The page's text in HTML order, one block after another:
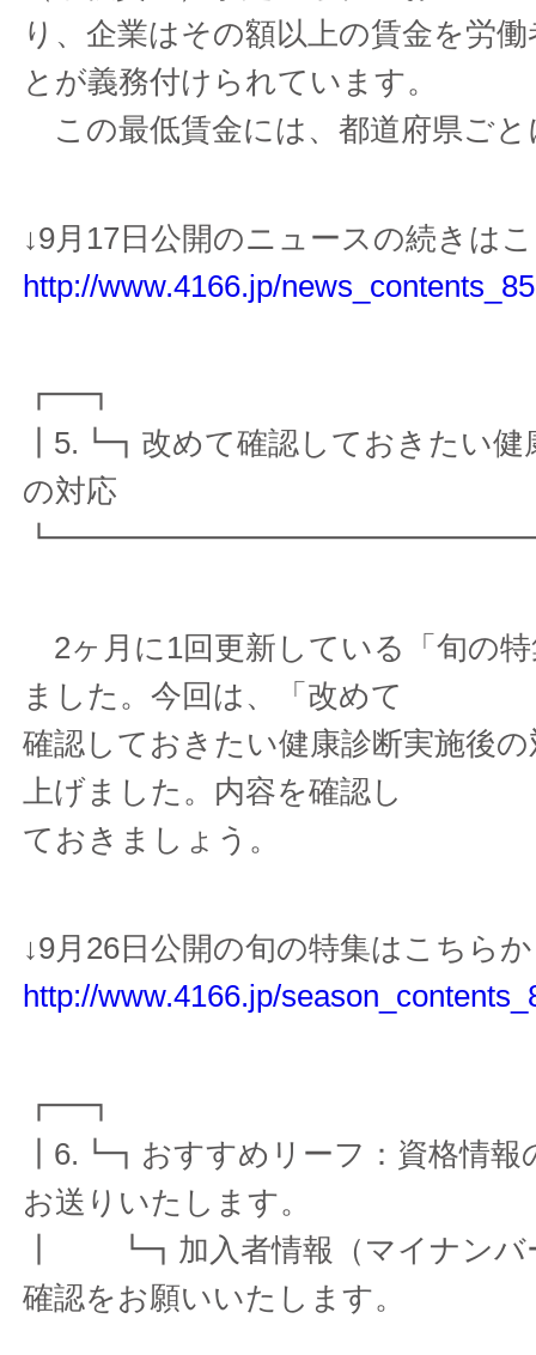
り、企業はその額以上の賃金を労
とが義務付けられています。
この最低賃金には、都道府県ごと
↓9月17日公開のニュースの続きは
http://www.4166.jp/
┏━┓
┃5.┗┓改めて確認しておきたい健
の対応
2ヶ月に1回更新している「旬の
ました。今回は、「改めて
確認しておきたい健康診断実施後
上げました。内容を確認し
ておきましょう。
↓9月26日公開の旬の特集はこちら
http://www.4166.jp/
┏━┓
┃6.┗┓おすすめリーフ：資格情報
お送りいたします。
┃ ┗┓加入者情報（マイナンバ
確認をお願いいたします。